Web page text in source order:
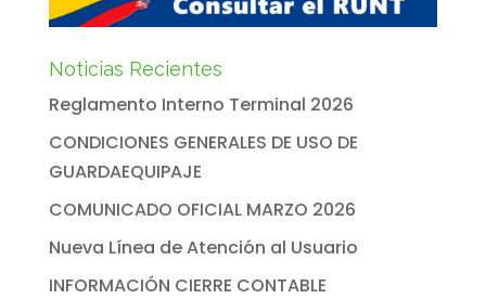
Noticias Recientes
Reglamento Interno Terminal 2026
CONDICIONES GENERALES DE USO DE
GUARDAEQUIPAJE
COMUNICADO OFICIAL MARZO 2026
Nueva Línea de Atención al Usuario
INFORMACIÓN CIERRE CONTABLE